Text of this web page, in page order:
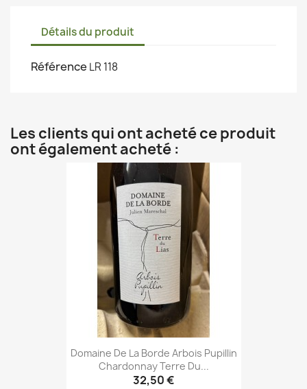
Détails du produit
Référence LR 118
Les clients qui ont acheté ce produit
ont également acheté :
Domaine De La Borde Arbois Pupillin
Chardonnay Terre Du...
32,50 €